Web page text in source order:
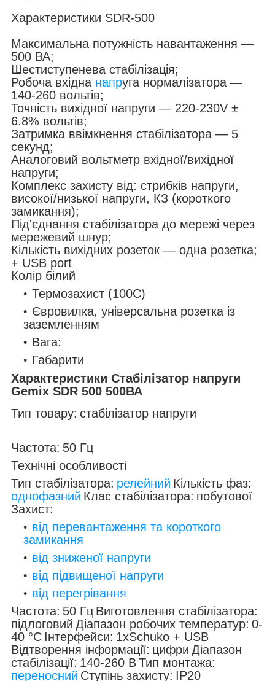
Характеристики SDR-500
Максимальна потужність навантаження —
500 ВА;
Шестиступенева стабілізація;
Робоча вхідна напруга нормалізатора —
140-260 вольтів;
Точність вихідної напруги — 220-230V ±
6.8% вольтів;
Затримка ввімкнення стабілізатора — 5
секунд;
Аналоговий вольтметр вхідної/вихідної
напруги;
Комплекс захисту від: стрибків напруги,
високої/низької напруги, КЗ (короткого
замикання);
Під'єднання стабілізатора до мережі через
мережевий шнур;
Кількість вихідних розеток — одна розетка;
+ USB port
Колір білий
Термозахист (100С)
Євровилка, універсальна розетка із
заземленням
Вага:
Габарити
Характеристики Стабілізатор напруги
Gemix SDR 500 500ВА
Тип товару: стабілізатор напруги
Частота: 50 Гц
Технічні особливості
Тип стабілізатора: релейний Кількість фаз:
однофазний Клас стабілізатора: побутової
Захист:
від перевантаження та короткого
замикання
від зниженої напруги
від підвищеної напруги
від перегрівання
Частота: 50 Гц Виготовлення стабілізатора:
підлоговий Діапазон робочих температур: 0-
40 °C Інтерфейси: 1хSchuko + USB
Відтворення інформації: цифри Діапазон
стабілізації: 140-260 ВТип монтажа:
переносний Ступінь захисту: IP20